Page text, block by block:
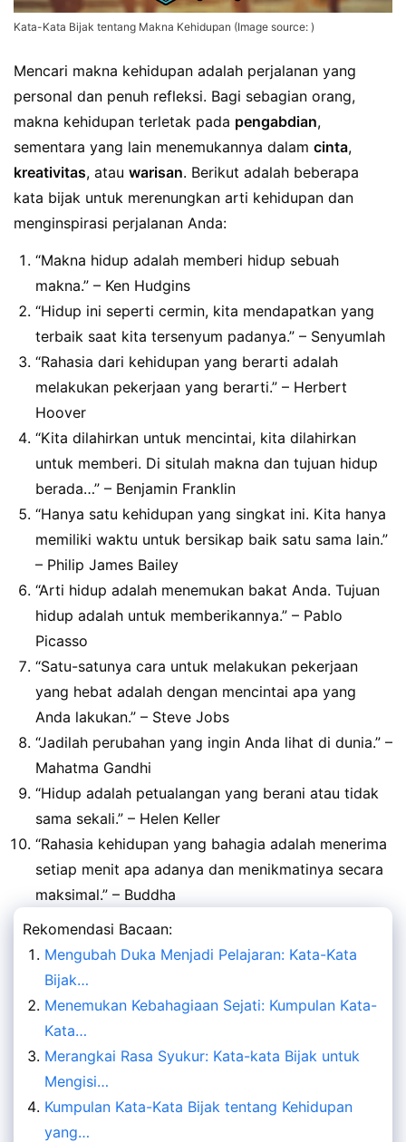
Kata-Kata Bijak tentang Makna Kehidupan (Image source: )
Mencari makna kehidupan adalah perjalanan yang
personal dan penuh refleksi. Bagi sebagian orang,
makna kehidupan terletak pada pengabdian,
sementara yang lain menemukannya dalam cinta,
kreativitas, atau warisan. Berikut adalah beberapa
kata bijak untuk merenungkan arti kehidupan dan
menginspirasi perjalanan Anda:
“Makna hidup adalah memberi hidup sebuah
makna.” – Ken Hudgins
“Hidup ini seperti cermin, kita mendapatkan yang
terbaik saat kita tersenyum padanya.” – Senyumlah
“Rahasia dari kehidupan yang berarti adalah
melakukan pekerjaan yang berarti.” – Herbert
Hoover
“Kita dilahirkan untuk mencintai, kita dilahirkan
untuk memberi. Di situlah makna dan tujuan hidup
berada…” – Benjamin Franklin
“Hanya satu kehidupan yang singkat ini. Kita hanya
memiliki waktu untuk bersikap baik satu sama lain.”
– Philip James Bailey
“Arti hidup adalah menemukan bakat Anda. Tujuan
hidup adalah untuk memberikannya.” – Pablo
Picasso
“Satu-satunya cara untuk melakukan pekerjaan
yang hebat adalah dengan mencintai apa yang
Anda lakukan.” – Steve Jobs
“Jadilah perubahan yang ingin Anda lihat di dunia.” –
Mahatma Gandhi
“Hidup adalah petualangan yang berani atau tidak
sama sekali.” – Helen Keller
“Rahasia kehidupan yang bahagia adalah menerima
setiap menit apa adanya dan menikmatinya secara
maksimal.” – Buddha
Rekomendasi Bacaan:
Mengubah Duka Menjadi Pelajaran: Kata-Kata
Bijak…
Menemukan Kebahagiaan Sejati: Kumpulan Kata-
Kata…
Merangkai Rasa Syukur: Kata-kata Bijak untuk
Mengisi…
Kumpulan Kata-Kata Bijak tentang Kehidupan
yang…